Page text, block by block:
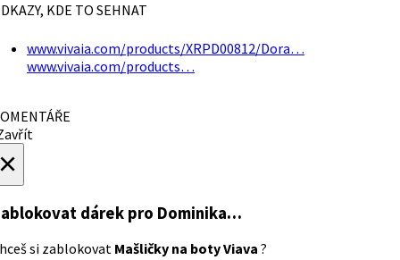
KDE TO SEHNAT
www.vivaia.com/products/XRPD00812/Dora…
www.vivaia.com/products…
dárek pro Dominika…
si zablokovat Mašličky na boty Viava ?